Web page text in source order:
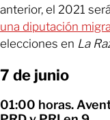
anterior, el 2021
una diputación
elecciones en La
7 de junio
01:00 horas.